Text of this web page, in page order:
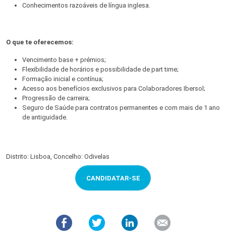
Conhecimentos razoáveis de língua inglesa.
O que te oferecemos:
Vencimento base + prémios;
Flexibilidade de horários e possibilidade de part time;
Formação inicial e contínua;
Acesso aos benefícios exclusivos para Colaboradores Ibersol;
Progressão de carreira;
Seguro de Saúde para contratos permanentes e com mais de 1 ano
de antiguidade.
Distrito: Lisboa, Concelho: Odivelas
CANDIDATAR-SE